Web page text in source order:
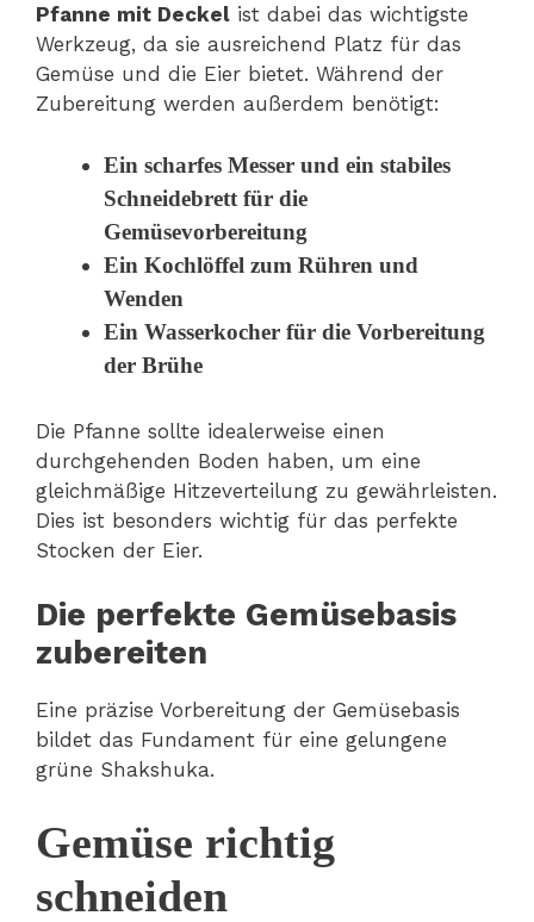
Pfanne mit Deckel ist dabei das wichtigste
Werkzeug, da sie ausreichend Platz für das
Gemüse und die Eier bietet. Während der
Zubereitung werden außerdem benötigt:
Ein scharfes Messer und ein stabiles
Schneidebrett für die
Gemüsevorbereitung
Ein Kochlöffel zum Rühren und
Wenden
Ein Wasserkocher für die Vorbereitung
der Brühe
Die Pfanne sollte idealerweise einen
durchgehenden Boden haben, um eine
gleichmäßige Hitzeverteilung zu gewährleisten.
Dies ist besonders wichtig für das perfekte
Stocken der Eier.
Die perfekte Gemüsebasis
zubereiten
Eine präzise Vorbereitung der Gemüsebasis
bildet das Fundament für eine gelungene
grüne Shakshuka.
Gemüse richtig
schneiden